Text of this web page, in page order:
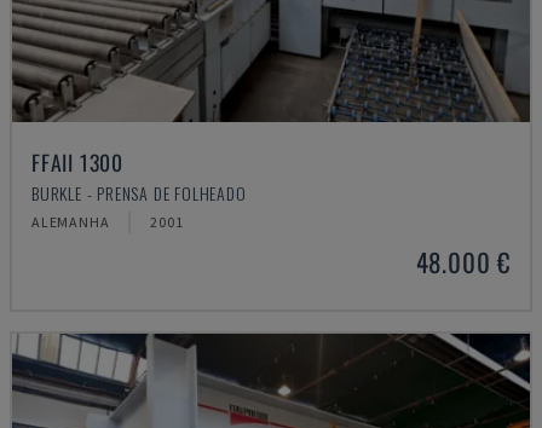
FFAII 1300
BURKLE - PRENSA DE FOLHEADO
ALEMANHA 2001
48.000 €